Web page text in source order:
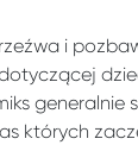
i
generalnie
których